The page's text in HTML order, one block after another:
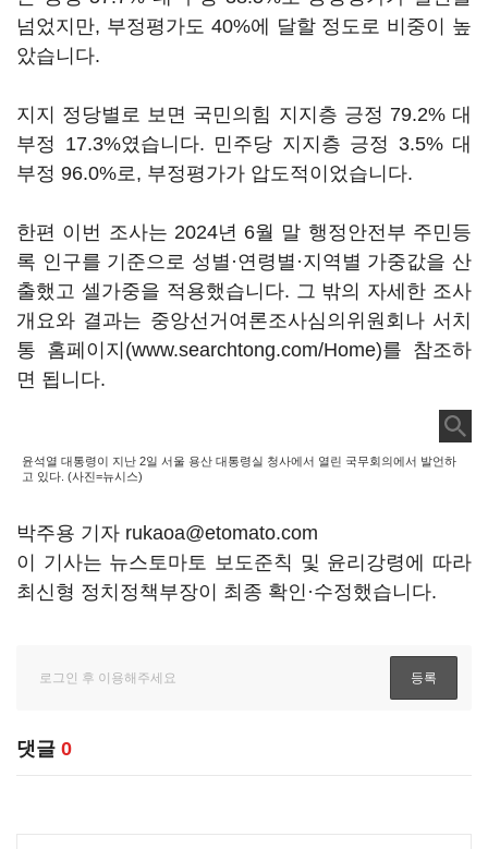
넘었지만, 부정평가도 40%에 달할 정도로 비중이 높
았습니다.
지지 정당별로 보면 국민의힘 지지층 긍정 79.2% 대
부정 17.3%였습니다. 민주당 지지층 긍정 3.5% 대
부정 96.0%로, 부정평가가 압도적이었습니다.
한편 이번 조사는 2024년 6월 말 행정안전부 주민등
록 인구를 기준으로 성별·연령별·지역별 가중값을 산
출했고 셀가중을 적용했습니다. 그 밖의 자세한 조사
개요와 결과는 중앙선거여론조사심의위원회나 서치
통 홈페이지(www.searchtong.com/Home)를 참조하
면 됩니다.
윤석열 대통령이 지난 2일 서울 용산 대통령실 청사에서 열린 국무회의에서 발언하
고 있다. (사진=뉴시스)
박주용 기자 rukaoa@etomato.com
이 기사는 뉴스토마토 보도준칙 및 윤리강령에 따라
최신형 정치정책부장이 최종 확인·수정했습니다.
댓글 0